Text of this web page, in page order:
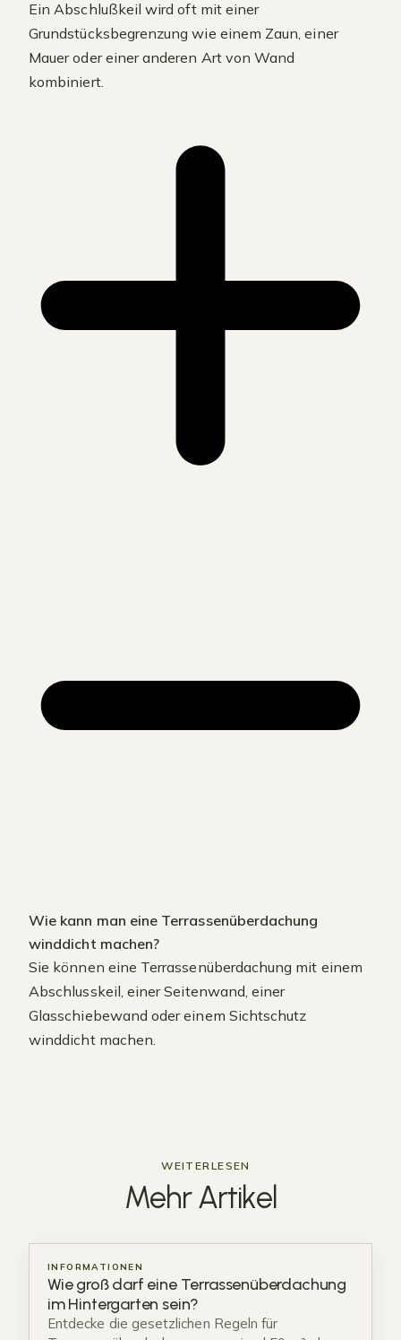
Ein Abschlußkeil wird oft mit einer
Grundstücksbegrenzung wie einem Zaun, einer
Mauer oder einer anderen Art von Wand
kombiniert.
Wie kann man eine Terrassenüberdachung
winddicht machen?
Sie können eine Terrassenüberdachung mit einem
Abschlusskeil, einer Seitenwand, einer
Glasschiebewand oder einem Sichtschutz
winddicht machen.
WEITERLESEN
MehrArtikel
INFORMATIONEN
Wie groß darf eine Terrassenüberdachung
im Hintergarten sein?
Entdecke die gesetzlichen Regeln für